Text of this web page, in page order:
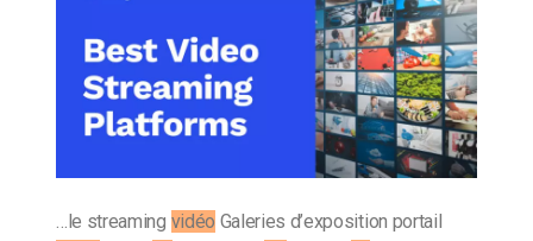
…le streaming vidéo Galeries d’exposition portail